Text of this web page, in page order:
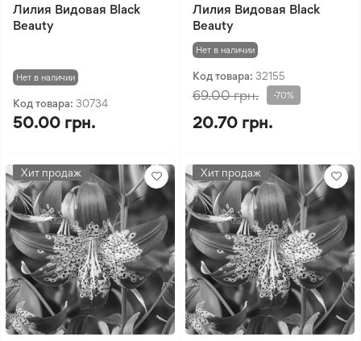
Лилия Видовая Black
Beauty
Нет в наличии
Код товара: 30734
50.00 грн.
Лилия Видовая Black
Beauty
Нет в наличии
Код товара: 32155
69.00 грн. -70%
20.70 грн.
Хит продаж Хит продаж